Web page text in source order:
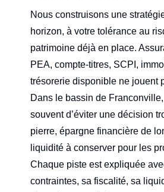
Nous construisons une
horizon, à votre tolérance au
patrimoine déjà en place.
PEA, compte-titres, SCPI,
trésorerie disponible ne jouent
Dans le bassin de
souvent d’éviter une décision
pierre, épargne financière de
liquidité à conserver pour les
Chaque piste est expliquée
contraintes, sa fiscalité, sa